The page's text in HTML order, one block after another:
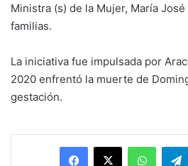
Ministra (s) de la Mujer, María
familias.
La iniciativa fue impulsada por
2020 enfrentó la muerte de
gestación.
Facebook
X